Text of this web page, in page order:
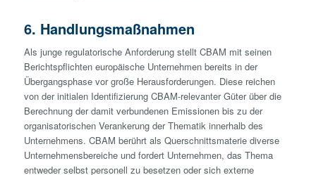
6. Handlungsmaßnahmen
Als junge regulatorische Anforderung stellt CBAM mit seinen
Berichtspflichten europäische Unternehmen bereits in der
Übergangsphase vor große Herausforderungen. Diese reichen
von der initialen Identifizierung CBAM-relevanter Güter über die
Berechnung der damit verbundenen Emissionen bis zu der
organisatorischen Verankerung der Thematik innerhalb des
Unternehmens. CBAM berührt als Querschnittsmaterie diverse
Unternehmensbereiche und fordert Unternehmen, das Thema
entweder selbst personell zu besetzen oder sich externe